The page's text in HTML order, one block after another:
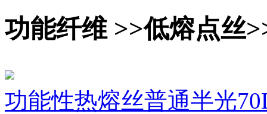
功能纤维 >>低熔点丝
功能性热熔丝普通半光